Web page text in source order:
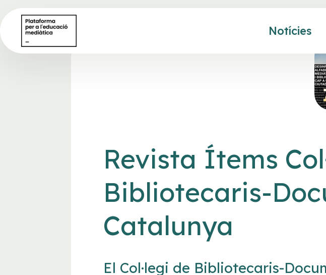
Notícies
Revista Ítems
Bibliotecaris-
Catalunya
El Col·legi de Bibliotecaris-